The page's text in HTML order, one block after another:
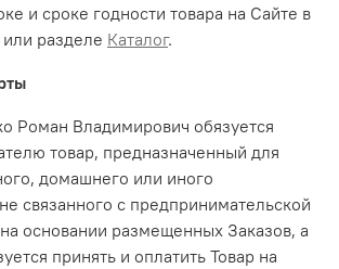
и сроке годности товара на Сайте в
или разделе Каталог.
Роман Владимирович обязуется
товар, предназначенный для
домашнего или иного
связанного с предпринимательской
основании размещенных Заказов, а
принять и оплатить Товар на